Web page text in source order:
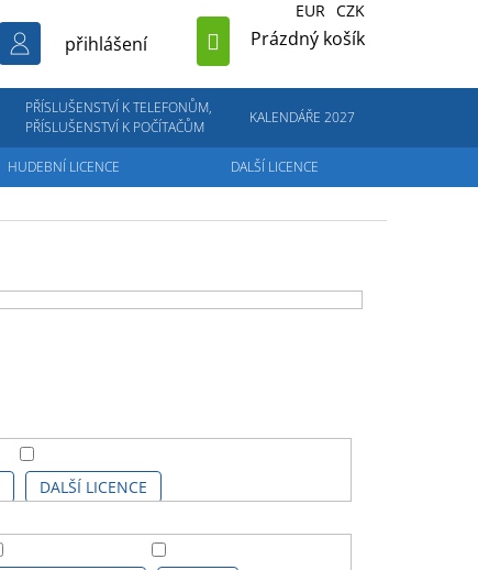
EUR CZK
NÁKUPNÍ
Prázdný košík
přihlášení
PŘÍSLUŠENSTVÍ K TELEFONŮM,
PŘÍSLUŠENSTVÍ K POČÍTAČŮM
KALENDÁŘE 2027
HUDEBNÍ LICENCE
DALŠÍ LICENCE
DALŠÍ LICENCE